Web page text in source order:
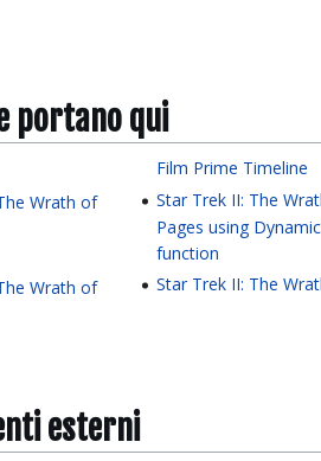
portano qui
Wrath of
Wrath of
Film Prime Timeline
Star Trek II: The
Pages using
function
Star Trek II: The
esterni